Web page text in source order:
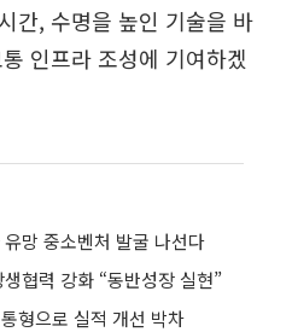
간, 수명을 높인 기술을 바
인프라 조성에 기여하겠
망 중소벤처 발굴 나선다
협력 강화 “동반성장 실현”
형으로 실적 개선 박차